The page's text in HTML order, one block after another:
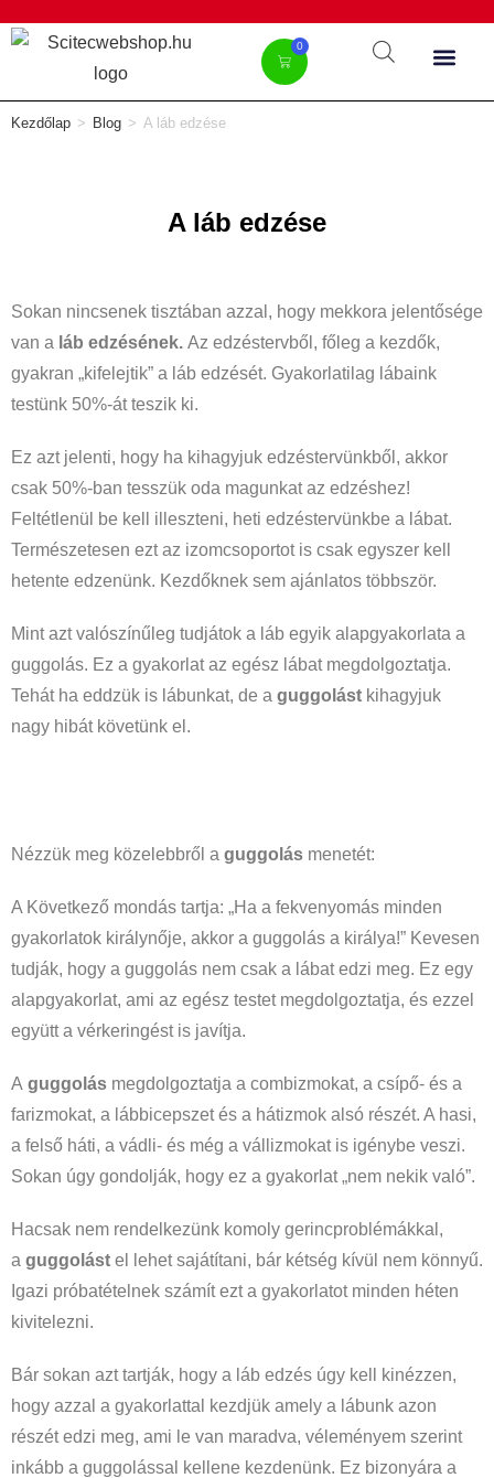
0
Kezdőlap > Blog > A láb edzése
A láb edzése
Sokan nincsenek tisztában azzal, hogy mekkora jelentősége
van a láb edzésének. Az edzéstervből, főleg a kezdők,
gyakran „kifelejtik” a láb edzését. Gyakorlatilag lábaink
testünk 50%-át teszik ki.
Ez azt jelenti, hogy ha kihagyjuk edzéstervünkből, akkor
csak 50%-ban tesszük oda magunkat az edzéshez!
Feltétlenül be kell illeszteni, heti edzéstervünkbe a lábat.
Természetesen ezt az izomcsoportot is csak egyszer kell
hetente edzenünk. Kezdőknek sem ajánlatos többször.
Mint azt valószínűleg tudjátok a láb egyik alapgyakorlata a
guggolás. Ez a gyakorlat az egész lábat megdolgoztatja.
Tehát ha eddzük is lábunkat, de a guggolást kihagyjuk
nagy hibát követünk el.
Nézzük meg közelebbről a guggolás menetét:
A Következő mondás tartja: „Ha a fekvenyomás minden
gyakorlatok királynője, akkor a guggolás a királya!” Kevesen
tudják, hogy a guggolás nem csak a lábat edzi meg. Ez egy
alapgyakorlat, ami az egész testet megdolgoztatja, és ezzel
együtt a vérkeringést is javítja.
A guggolás megdolgoztatja a combizmokat, a csípő- és a
farizmokat, a lábbicepszet és a hátizmok alsó részét. A hasi,
a felső háti, a vádli- és még a vállizmokat is igénybe veszi.
Sokan úgy gondolják, hogy ez a gyakorlat „nem nekik való”.
Hacsak nem rendelkezünk komoly gerincproblémákkal,
a guggolást el lehet sajátítani, bár kétség kívül nem könnyű.
Igazi próbatételnek számít ezt a gyakorlatot minden héten
kivitelezni.
Bár sokan azt tartják, hogy a láb edzés úgy kell kinézzen,
hogy azzal a gyakorlattal kezdjük amely a lábunk azon
részét edzi meg, ami le van maradva, véleményem szerint
inkább a guggolással kellene kezdenünk. Ez bizonyára a